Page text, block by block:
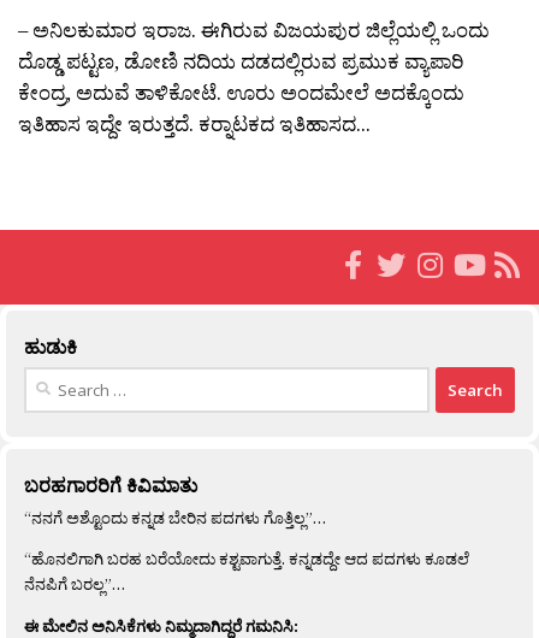
– ಅನಿಲಕುಮಾರ ಇರಾಜ. ಈಗಿರುವ ವಿಜಯಪುರ ಜಿಲ್ಲೆಯಲ್ಲಿ ಒಂದು
ದೊಡ್ಡ ಪಟ್ಟಣ, ಡೋಣಿ ನದಿಯ ದಡದಲ್ಲಿರುವ ಪ್ರಮುಕ ವ್ಯಾಪಾರಿ
ಕೇಂದ್ರ, ಅದುವೆ ತಾಳಿಕೋಟೆ. ಊರು ಅಂದಮೇಲೆ ಅದಕ್ಕೊಂದು
ಇತಿಹಾಸ ಇದ್ದೇ ಇರುತ್ತದೆ. ಕರ‍್ನಾಟಕದ ಇತಿಹಾಸದ...
ಹುಡುಕಿ
Search
ಬರಹಗಾರರಿಗೆ ಕಿವಿಮಾತು
“ನನಗೆ ಅಶ್ಟೊಂದು ಕನ್ನಡ ಬೇರಿನ ಪದಗಳು ಗೊತ್ತಿಲ್ಲ”…
“ಹೊನಲಿಗಾಗಿ ಬರಹ ಬರೆಯೋದು ಕಶ್ಟವಾಗುತ್ತೆ. ಕನ್ನಡದ್ದೇ ಆದ ಪದಗಳು ಕೂಡಲೆ
ನೆನಪಿಗೆ ಬರಲ್ಲ”…
ಈ ಮೇಲಿನ ಅನಿಸಿಕೆಗಳು ನಿಮ್ಮದಾಗಿದ್ದರೆ ಗಮನಿಸಿ: